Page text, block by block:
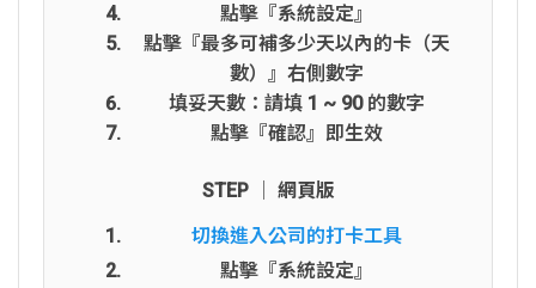
點擊『系統設定』
點擊『最多可補多少天以內的卡（天
數）』右側數字
填妥天數：請填 1 ~ 90 的數字
點擊『確認』即生效
STEP │ 網頁版
切換進入公司的打卡工具
點擊『系統設定』